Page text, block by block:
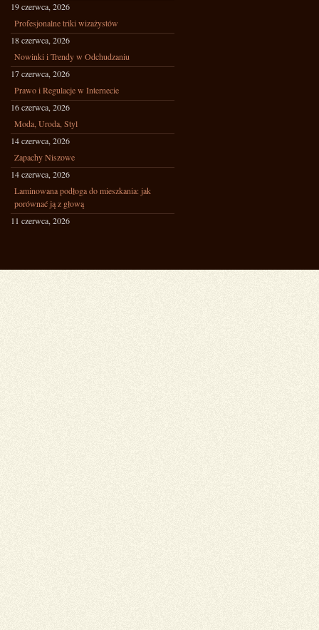
19 czerwca, 2026
Profesjonalne triki wizażystów
18 czerwca, 2026
Nowinki i Trendy w Odchudzaniu
17 czerwca, 2026
Prawo i Regulacje w Internecie
16 czerwca, 2026
Moda, Uroda, Styl
14 czerwca, 2026
Zapachy Niszowe
14 czerwca, 2026
Laminowana podłoga do mieszkania: jak
porównać ją z głową
11 czerwca, 2026